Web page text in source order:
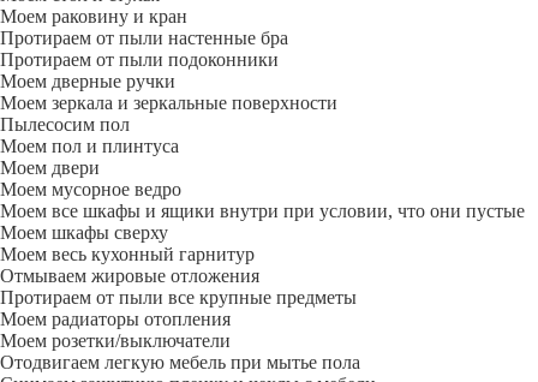
Моем раковину и кран
Протираем от пыли настенные бра
Протираем от пыли подоконники
Моем дверные ручки
Моем зеркала и зеркальные поверхности
Пылесосим пол
Моем пол и плинтуса
Моем двери
Моем мусорное ведро
Моем все шкафы и ящики внутри при условии, что они пустые
Моем шкафы сверху
Моем весь кухонный гарнитур
Отмываем жировые отложения
Протираем от пыли все крупные предметы
Моем радиаторы отопления
Моем розетки/выключатели
Отодвигаем легкую мебель при мытье пола